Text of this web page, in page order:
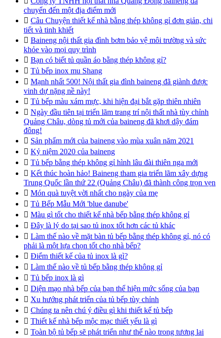
chuyển đến một địa điểm mới
 Câu Chuyện thiết kế nhà bằng thép không gỉ đơn giản, chi
tiết và tinh khiết
 Baineng nội thất gia đình bơm bảo vệ môi trường và sức
khỏe vào mọi quy trình
 Bạn có biết tủ quần áo bằng thép không gỉ?
 Tủ bếp inox mu Shang
 Mạnh nhất 500! Nội thất gia đình baineng đã giành được
vinh dự nặng nề này!
 Tủ bếp màu xám mực, khi hiện đại bắt gặp thiên nhiên
 Ngày đầu tiên tại triển lãm trang trí nội thất nhà tùy chỉnh
Quảng Châu, dòng tủ mới của baineng đã khơi dậy đám
đông!
 Sản phẩm mới của baineng vào mùa xuân năm 2021
 Kỷ niệm 2020 của baineng
 Tủ bếp bằng thép không gỉ hình lâu đài thiên nga mới
 Kết thúc hoàn hảo! Baineng tham gia triển lãm xây dựng
Trung Quốc lần thứ 22 (Quảng Châu) đã thành công trọn vẹn
 Món quà tuyệt vời nhất cho ngày của mẹ
 Tủ Bếp Mẫu Mới 'blue danube'
 Màu gì tốt cho thiết kế nhà bếp bằng thép không gỉ
 Đây là lý do tại sao tủ inox tốt hơn các tủ khác
 Làm thế nào về mặt bàn tủ bếp bằng thép không gỉ, nó có
phải là một lựa chọn tốt cho nhà bếp?
 Điểm thiết kế của tủ inox là gì?
 Làm thế nào về tủ bếp bằng thép không gỉ
 Tủ bếp inox là gì
 Diện mạo nhà bếp của bạn thể hiện mức sống của bạn
 Xu hướng phát triển của tủ bếp tùy chỉnh
 Chúng ta nên chú ý điều gì khi thiết kế tủ bếp
 Thiết kế nhà bếp mộc mạc thiết yếu là gì
 Toàn bộ tủ bếp sẽ phát triển như thế nào trong tương lai